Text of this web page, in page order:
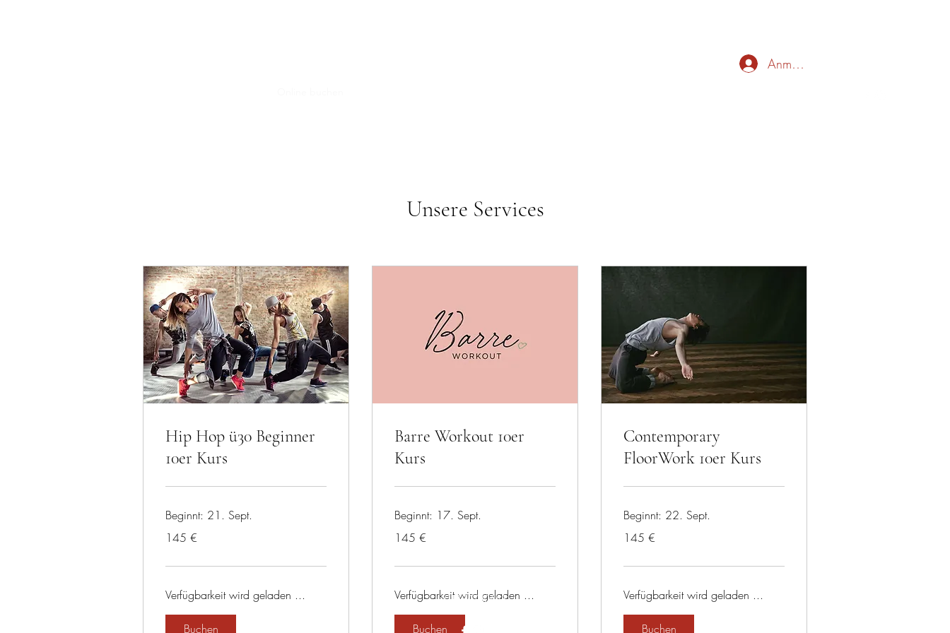
Anmelden
Unsere Services
Hip Hop ü30 Beginner
10er Kurs
Beginnt: 21. Sept.
Euro
145 €
Verfügbarkeit wird geladen ...
Buchen
Barre Workout 10er
Kurs
Beginnt: 17. Sept.
Euro
145 €
Verfügbarkeit wird geladen ...
Buchen
Contemporary
FloorWork 10er Kurs
Beginnt: 22. Sept.
Euro
145 €
Verfügbarkeit wird geladen ...
Buchen
01734780648